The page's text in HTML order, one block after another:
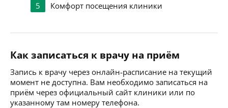
5 Комфорт посещения клиники
Как записаться к врачу на приём
Запись к врачу через онлайн-расписание на текущий
момент не доступна. Вам необходимо записаться на
приём через официальный сайт клиники или по
указанному там номеру телефона.